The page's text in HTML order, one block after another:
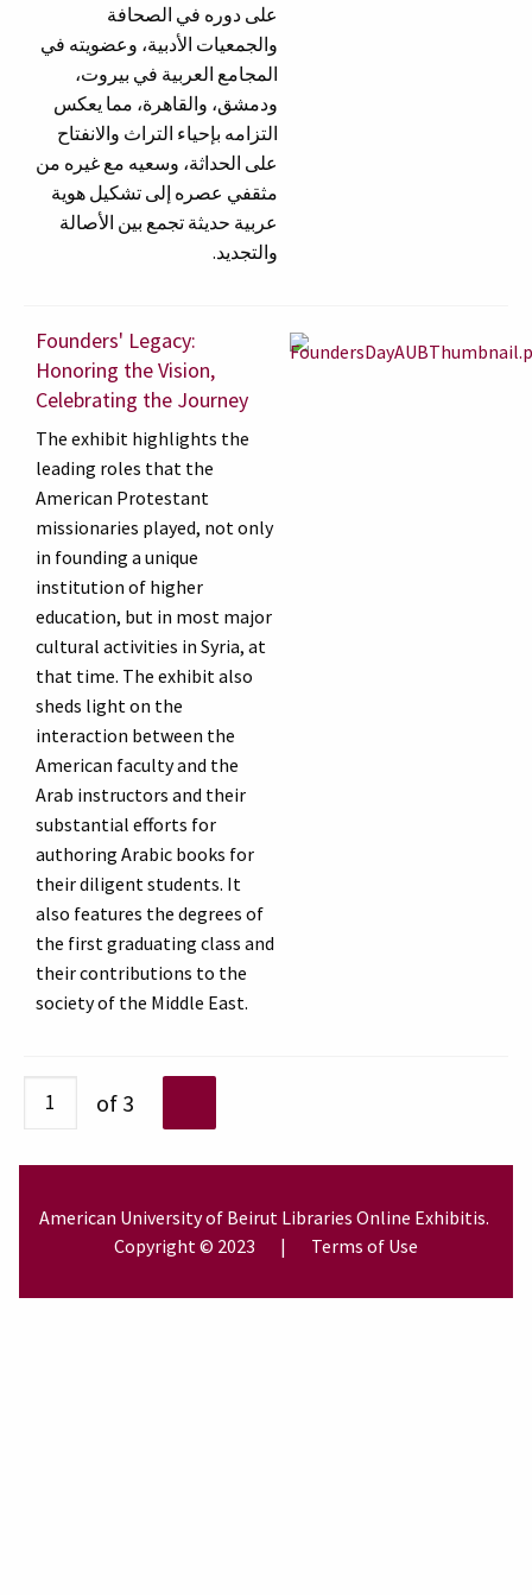
على دوره في الصحافة
والجمعيات الأدبية، وعضويته في
المجامع العربية في بيروت،
ودمشق، والقاهرة، مما يعكس
التزامه بإحياء التراث والانفتاح
على الحداثة، وسعيه مع غيره من
مثقفي عصره إلى تشكيل هوية
عربية حديثة تجمع بين الأصالة
والتجديد.
Founders' Legacy:
Honoring the Vision,
Celebrating the Journey
The exhibit highlights the
leading roles that the
American Protestant
missionaries played, not only
in founding a unique
institution of higher
education, but in most major
cultural activities in Syria, at
that time. The exhibit also
sheds light on the
interaction between the
American faculty and the
Arab instructors and their
substantial efforts for
authoring Arabic books for
their diligent students. It
also features the degrees of
the first graduating class and
their contributions to the
society of the Middle East.
of 3
American University of Beirut Libraries Online Exhibitis.
Copyright © 2023
| Terms of Use